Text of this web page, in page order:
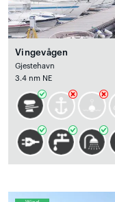
Vingevågen
Gjestehavn
3.4 nm NE